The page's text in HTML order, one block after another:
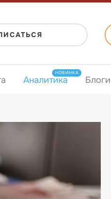
Аналитика
НОВИНКА
Блоги